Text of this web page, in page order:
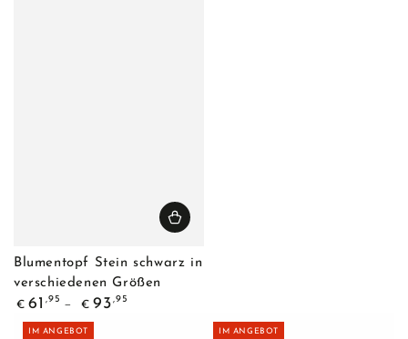
Blumentopf Stein schwarz in
verschiedenen Größen
Regulärer
€ 61 ,95
€ 93,95
IM ANGEBOT IM ANGEBOT